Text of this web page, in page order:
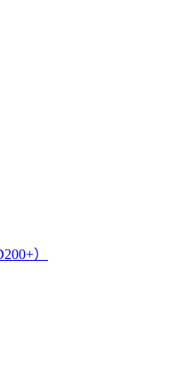
）